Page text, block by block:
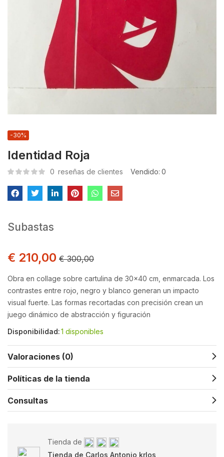
Identidad Roja
-30%
0 reseñas de clientes Vendido: 0
Subastas
€ 210,00 €300,00
Obra en collage sobre cartulina de 30×40 cm, enmarcada. Los
contrastes entre rojo, negro y blanco generan un impacto
visual fuerte. Las formas recortadas con precisión crean un
juego dinámico de abstracción y figuración
Disponibilidad:1 disponibles
Valoraciones (0)
Políticas de la tienda
Consultas
Tienda de
Tienda de Carlos Antonio krlos